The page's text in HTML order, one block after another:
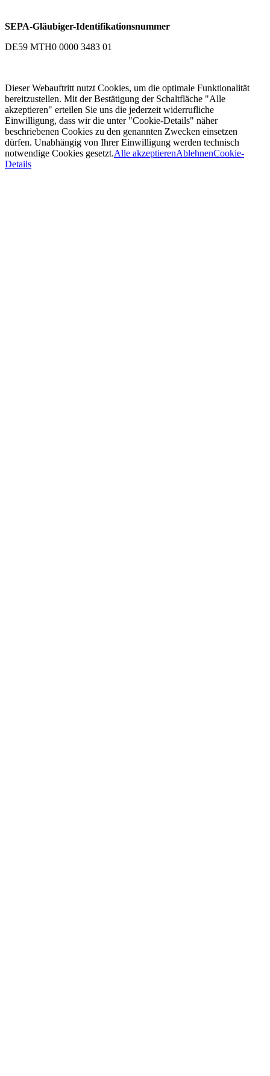
SEPA-Gläubiger-Identifikationsnummer
DE59 MTH0 0000 3483 01
Dieser Webauftritt nutzt Cookies, um die optimale Funktionalität
bereitzustellen. Mit der Bestätigung der Schaltfläche "Alle
akzeptieren" erteilen Sie uns die jederzeit widerrufliche
Einwilligung, dass wir die unter "Cookie-Details" näher
beschriebenen Cookies zu den genannten Zwecken einsetzen
dürfen. Unabhängig von Ihrer Einwilligung werden technisch
notwendige Cookies gesetzt.Alle akzeptierenAblehnenCookie-
Details